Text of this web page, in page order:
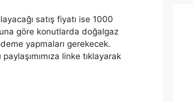
satış fiyatı ise 1000
göre konutlarda doğalgaz
yapmaları gerekecek.
paylaşımımıza linke tıklayarak